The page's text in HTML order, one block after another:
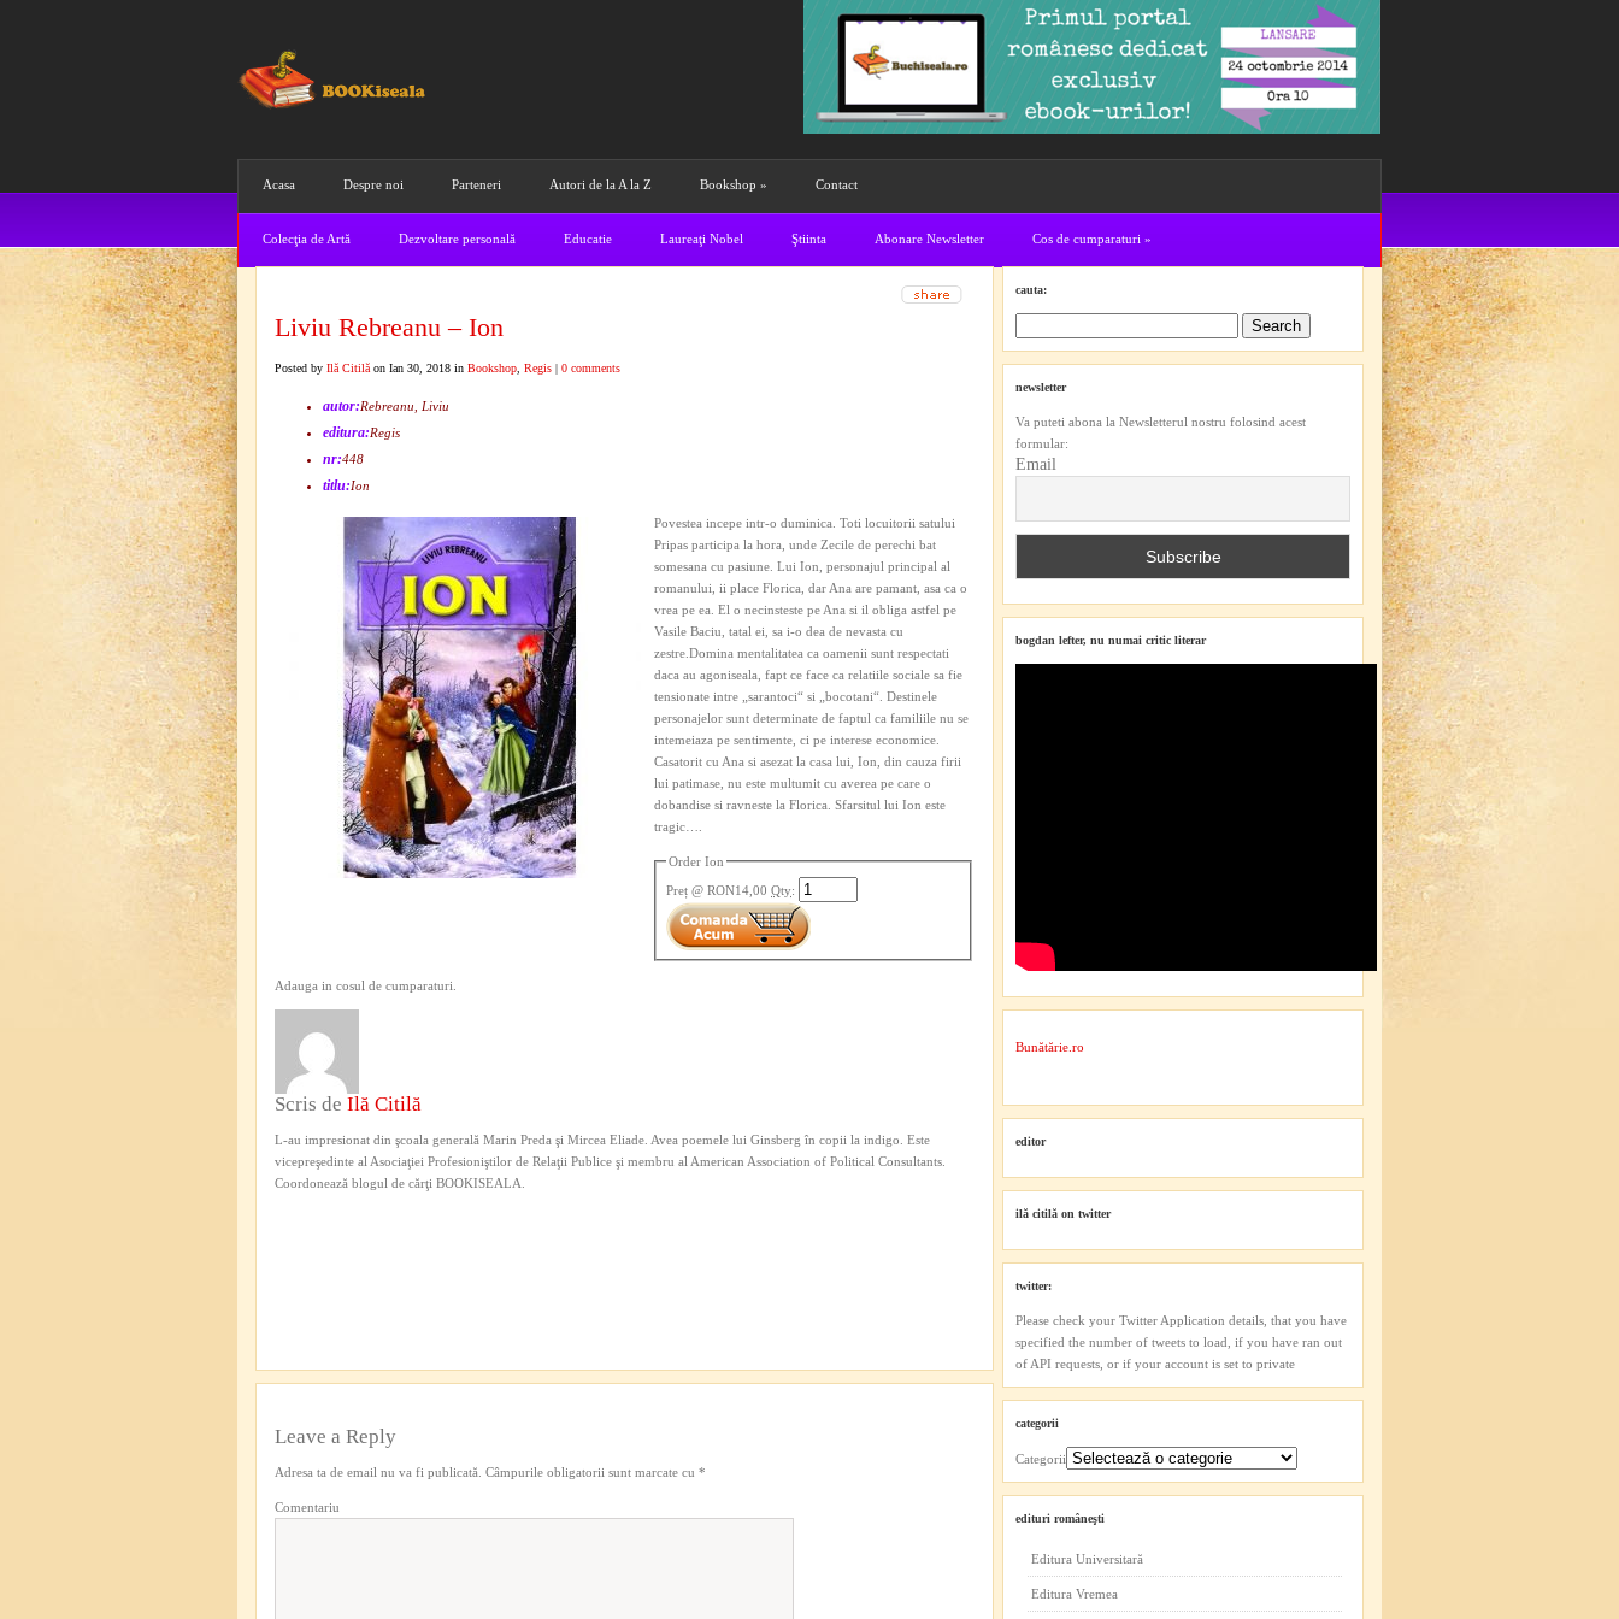
Acasa Despre noi Parteneri Autori de la A la Z Bookshop » Contact
Colecţia de Artă Dezvoltare personală Educatie Laureaţi Nobel Ştiinta Abonare Newsletter Cos de cumparaturi »
Liviu Rebreanu – Ion
Posted by Ilă Citilă on Ian 30, 2018 in Bookshop Regis | 0 comments
autor:Rebreanu, Liviu
editura:Regis
nr:448
titlu:Ion
Povestea incepe intr-o duminica. Toti locuitorii satului
Pripas participa la hora, unde Zecile de perechi bat
somesana cu pasiune. Lui Ion, personajul principal al
romanului, ii place Florica, dar Ana are pamant, asa ca o
vrea pe ea. El o necinsteste pe Ana si il obliga astfel pe
Vasile Baciu, tatal ei, sa i-o dea de nevasta cu
zestre.Domina mentalitatea ca oamenii sunt respectati
daca au agoniseala, fapt ce face ca relatiile sociale sa fie
tensionate intre „sarantoci“ si „bocotani“. Destinele
personajelor sunt determinate de faptul ca familiile nu se
intemeiaza pe sentimente, ci pe interese economice.
Casatorit cu Ana si asezat la casa lui, Ion, din cauza firii
lui patimase, nu este multumit cu averea pe care o
dobandise si ravneste la Florica. Sfarsitul lui Ion este
tragic….
Order Ion
Preț @ RON14,00 Qty:
Adauga in cosul de cumparaturi.
Scris de Ilă Citilă
L-au impresionat din şcoala generală Marin Preda şi Mircea Eliade. Avea poemele lui Ginsberg în copii la indigo. Este
vicepreşedinte al Asociaţiei Profesioniştilor de Relaţii Publice şi membru al American Association of Political Consultants.
Coordonează blogul de cărţi BOOKISEALA.
Leave a Reply
Adresa ta de email nu va fi publicată. Câmpurile obligatorii sunt marcate cu *
Comentariu
cauta:
newsletter
Va puteti abona la Newsletterul nostru folosind acest
formular:
Email
bogdan lefter, nu numai critic literar
Bunătărie.ro
editor
ilă citilă on twitter
twitter:
Please check your Twitter Application details, that you have
specified the number of tweets to load, if you have ran out
of API requests, or if your account is set to private
categorii
Categorii
edituri româneşti
Editura Universitară
Editura Vremea